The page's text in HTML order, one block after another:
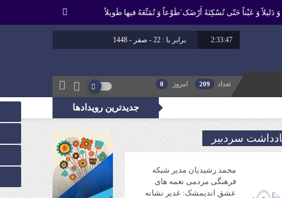
وَ عَیْناً حَتّى تُسْکِنَهُ أَرْضَک َطَوْعاً وَ تُمَتِّعَهُ فیها طَویلاً
2:33:48 برابر با : 22 - صفر - 1448
تعداد 209 امروز 0
جدیدترین رویدادها
راه عدالت را بپیماید.
سردبیر
محمد رشیدیان مدیر شبکه
فرهنگی مردمی نغمه های
عشق اندیمشک: غدیر نشانه